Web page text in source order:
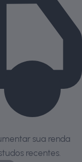
sua renda
recentes.